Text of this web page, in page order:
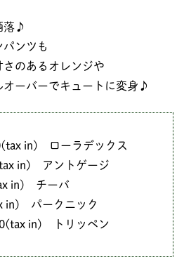
落♪
ンツも
さのあるオレンジや
オーバーでキュートに変身♪
in) ローラデックス
in) アントゲージ
in) チーバ
in) パークニック
in) トリッペン